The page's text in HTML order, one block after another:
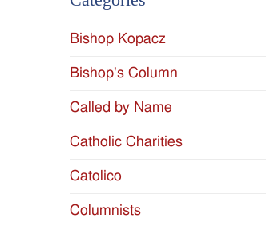
Bishop Kopacz
Bishop's Column
Called by Name
Catholic Charities
Catolico
Columnists